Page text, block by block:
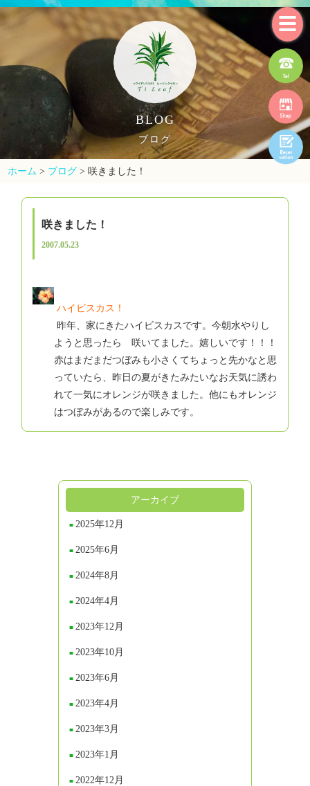
BLOG
ブログ
ホーム > ブログ >咲きました！
咲きました！
2007.05.23
ハイビスカス！
昨年、家にきたハイビスカスです。今朝水やりし
ようと思ったら 咲いてました。嬉しいです！！！
赤はまだまだつぼみも小さくてちょっと先かなと思
っていたら、昨日の夏がきたみたいなお天気に誘わ
れて一気にオレンジが咲きました。他にもオレンジ
はつぼみがあるので楽しみです。
アーカイブ
2025年12月
2025年6月
2024年8月
2024年4月
2023年12月
2023年10月
2023年6月
2023年4月
2023年3月
2023年1月
2022年12月